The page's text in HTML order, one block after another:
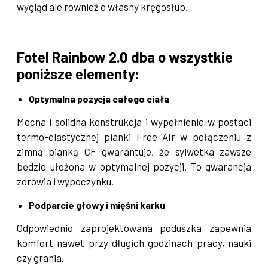
wygląd ale również o własny kręgosłup.
Fotel Rainbow 2.0 dba o wszystkie
poniższe elementy:
Optymalna pozycja całego ciała
Mocna i solidna konstrukcja i wypełnienie w postaci
termo-elastycznej pianki Free Air w połączeniu z
zimną pianką CF gwarantuje, że sylwetka zawsze
będzie ułożona w optymalnej pozycji. To gwarancja
zdrowia i wypoczynku.
Podparcie głowy i mięśni karku
Odpowiednio zaprojektowana poduszka zapewnia
komfort nawet przy długich godzinach pracy, nauki
czy grania.